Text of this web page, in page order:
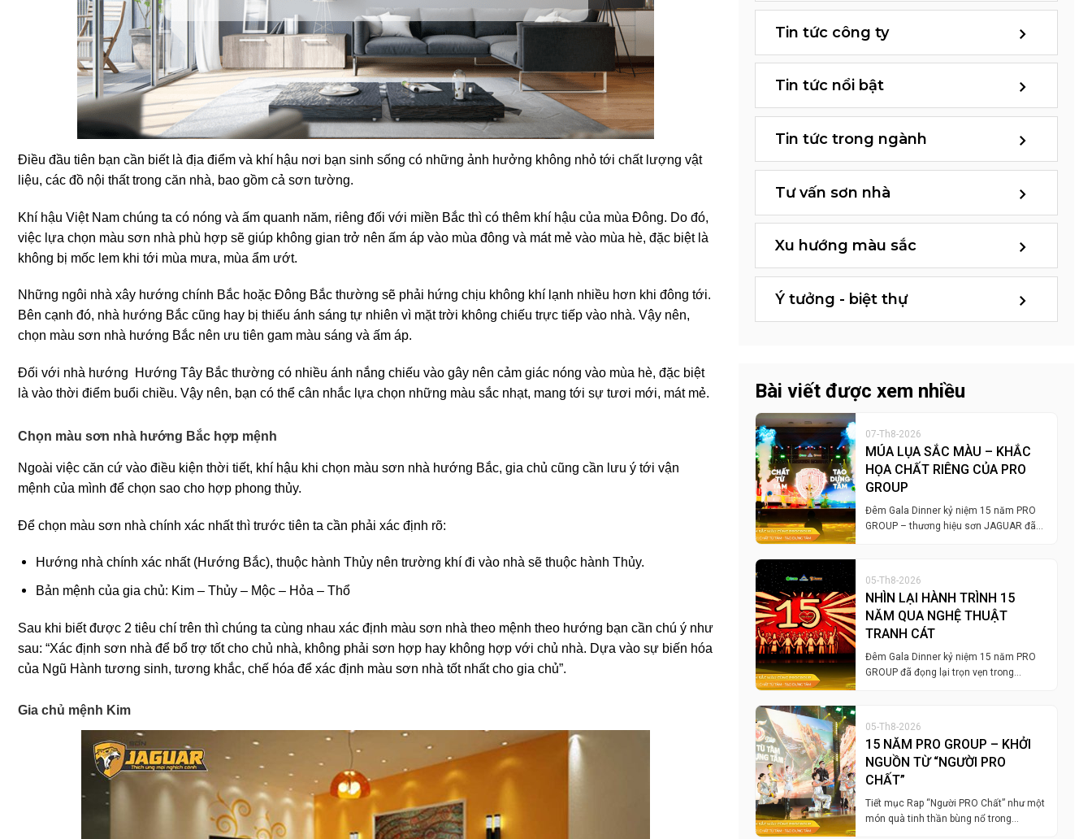
Điều đầu tiên bạn cần biết là địa điểm và khí hậu nơi bạn sinh sống có những ảnh hưởng không nhỏ tới chất lượng vật
liệu, các đồ nội thất trong căn nhà, bao gồm cả sơn tường.
Khí hậu Việt Nam chúng ta có nóng và ấm quanh năm, riêng đối với miền Bắc thì có thêm khí hậu của mùa Đông. Do đó,
việc lựa chọn màu sơn nhà phù hợp sẽ giúp không gian trở nên ấm áp vào mùa đông và mát mẻ vào mùa hè, đặc biệt là
không bị mốc lem khi tới mùa mưa, mùa ẩm ướt.
Những ngôi nhà xây hướng chính Bắc hoặc Đông Bắc thường sẽ phải hứng chịu không khí lạnh nhiều hơn khi đông tới.
Bên cạnh đó, nhà hướng Bắc cũng hay bị thiếu ánh sáng tự nhiên vì mặt trời không chiếu trực tiếp vào nhà. Vậy nên,
chọn màu sơn nhà hướng Bắc nên ưu tiên gam màu sáng và ấm áp.
Đối với nhà hướng Hướng Tây Bắc thường có nhiều ánh nắng chiếu vào gây nên cảm giác nóng vào mùa hè, đặc biệt
là vào thời điểm buổi chiều. Vậy nên, bạn có thể cân nhắc lựa chọn những màu sắc nhạt, mang tới sự tươi mới, mát mẻ.
Chọn màu sơn nhà hướng Bắc hợp mệnh
Ngoài việc căn cứ vào điều kiện thời tiết, khí hậu khi chọn màu sơn nhà hướng Bắc, gia chủ cũng cần lưu ý tới vận
mệnh của mình để chọn sao cho hợp phong thủy.
Để chọn màu sơn nhà chính xác nhất thì trước tiên ta cần phải xác định rõ:
Hướng nhà chính xác nhất (Hướng Bắc), thuộc hành Thủy nên trường khí đi vào nhà sẽ thuộc hành Thủy.
Bản mệnh của gia chủ: Kim – Thủy – Mộc – Hỏa – Thổ
Sau khi biết được 2 tiêu chí trên thì chúng ta cùng nhau xác định màu sơn nhà theo mệnh theo hướng bạn cần chú ý như
sau: “Xác định sơn nhà để bổ trợ tốt cho chủ nhà, không phải sơn hợp hay không hợp với chủ nhà. Dựa vào sự biến hóa
của Ngũ Hành tương sinh, tương khắc, chế hóa để xác định màu sơn nhà tốt nhất cho gia chủ”.
Gia chủ mệnh Kim
Tin tức công ty
Tin tức nổi bật
Tin tức trong ngành
Tư vấn sơn nhà
Xu hướng màu sắc
Ý tưởng - biệt thự
Bài viết được xem nhiều
07-Th8-2026
MÚA LỤA SẮC MÀU – KHẮC
HỌA CHẤT RIÊNG CỦA PRO
GROUP
Đêm Gala Dinner kỷ niệm 15 năm PRO
GROUP – thương hiệu sơn JAGUAR đã…
05-Th8-2026
NHÌN LẠI HÀNH TRÌNH 15
NĂM QUA NGHỆ THUẬT
TRANH CÁT
Đêm Gala Dinner kỷ niệm 15 năm PRO
GROUP đã đọng lại trọn vẹn trong…
05-Th8-2026
15 NĂM PRO GROUP – KHỞI
NGUỒN TỪ “NGƯỜI PRO
CHẤT”
Tiết mục Rap “Người PRO Chất” như một
món quà tinh thần bùng nổ trong…